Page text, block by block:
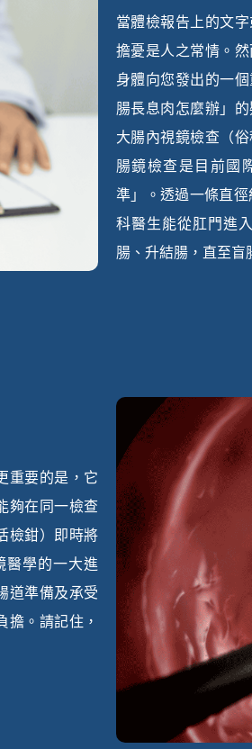
當體檢報告上的文
擔憂是人之常情。
身體向您發出的一
腸長息肉怎麼辦」
大腸內視鏡檢查（
腸鏡檢查是目前國
準」。透過一條直
科醫生能從肛門進
腸、升結腸，直至盲
重要的是，它
夠在同一檢查
檢鉗）即時將
醫學的一大進
道準備及承受
擔。請記住，